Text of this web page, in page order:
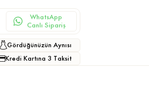
WhatsApp
Canlı Sipariş
Gördüğünüzün Aynısı
Kredi Kartına 3 Taksit